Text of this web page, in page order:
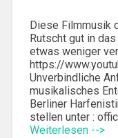
Diese Filmmusik
Rutscht gut in
etwas weniger
https://
Unverbindliche
musikalisches
Berliner
stellen unter :
Weiterlesen -->